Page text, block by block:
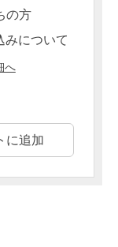
の方
みについて
へ
に追加